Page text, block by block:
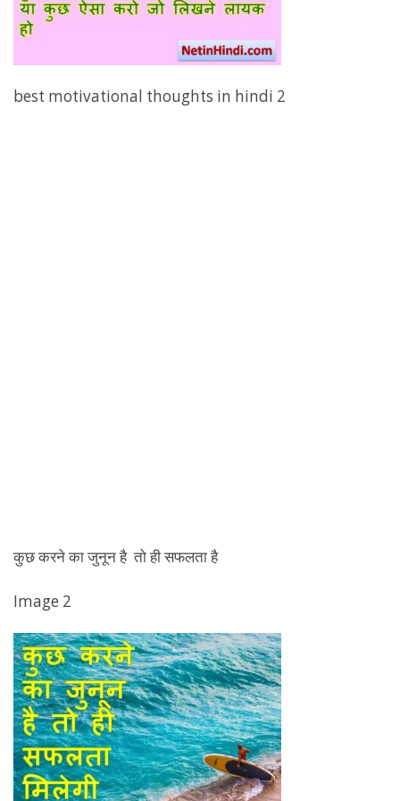
best motivational thoughts in hindi 2
कुछ करने का जुनून है तो ही सफलता है
Image 2